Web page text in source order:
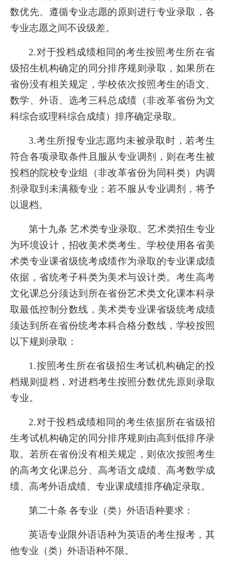
数优先、遵循专业志愿的原则进行专业录取，各
专业志愿之间不设级差。
2.对于投档成绩相同的考生按照考生所在省
级招生机构确定的同分排序规则录取，如果所在
省份没有相关规定，学校依次按照考生的语文、
数学、外语、选考三科总成绩（非改革省份为文
科综合或理科综合成绩）排序确定录取。
3.考生所报专业志愿均未被录取时，若考生
符合各项录取条件且服从专业调剂，则在考生被
投档的院校专业组（非改革省份为同科类）内调
剂录取到未满额专业；若不服从专业调剂，将予
以退档。
第十九条 艺术类专业录取。艺术类招生专业
为环境设计，招收美术类考生。学校使用各省美
术类专业课省级统考成绩作为录取的专业课成绩
依据，省统考子科类为美术与设计类。考生高考
文化课总分须达到所在省份艺术类文化课本科录
取最低控制分数线，美术类专业课省级统考成绩
须达到所在省份统考本科合格分数线，学校按照
以下规则录取：
1.按照考生所在省级招生考试机构确定的投
档规则提档，对进档考生按照分数优先原则录取
专业。
2.对于投档成绩相同的考生依据所在省级招
生考试机构确定的同分排序规则由高到低排序录
取。若所在省份没有相关规定，则依次按照考生
的高考文化课总分、高考语文成绩、高考数学成
绩、高考外语成绩、专业课成绩排序确定录取。
第二十条 各专业（类）外语语种要求：
英语专业限外语语种为英语的考生报考，其
他专业（类）外语语种不限。